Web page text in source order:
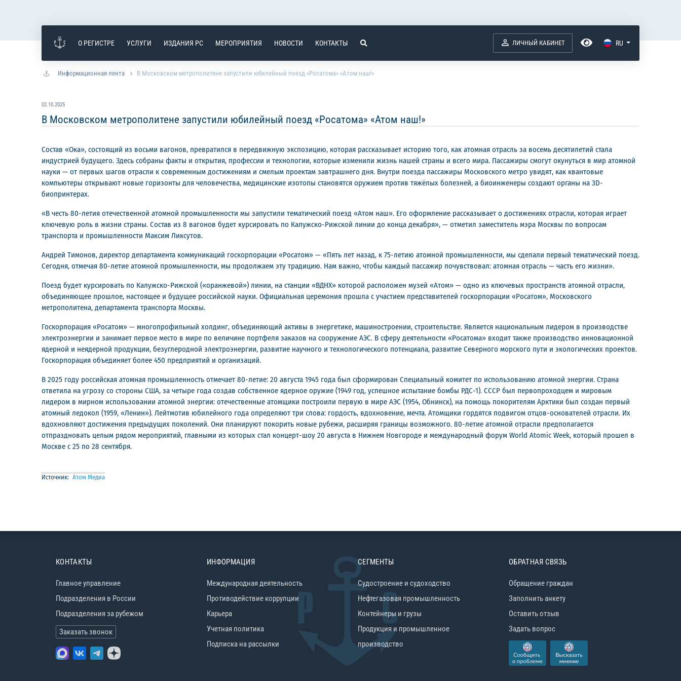
О РЕГИСТРЕ УСЛУГИ ИЗДАНИЯ РС МЕРОПРИЯТИЯ НОВОСТИ КОНТАКТЫ ЛИЧНЫЙ КАБИНЕТ RU
Информационная лента В Московском метрополитене запустили юбилейный поезд «Росатома» «Атом наш!»
02.10.2025
В Московском метрополитене запустили юбилейный поезд «Росатома» «Атом наш!»
Состав «Ока», состоящий из восьми вагонов, превратился в передвижную экспозицию, которая рассказывает историю того, как атомная отрасль за восемь десятилетий стала
индустрией будущего. Здесь собраны факты и открытия, профессии и технологии, которые изменили жизнь нашей страны и всего мира. Пассажиры смогут окунуться в мир атомной
науки — от первых шагов отрасли к современным достижениям и смелым проектам завтрашнего дня. Внутри поезда пассажиры Московского метро увидят, как квантовые
компьютеры открывают новые горизонты для человечества, медицинские изотопы становятся оружием против тяжёлых болезней, а биоинженеры создают органы на 3D-
биопринтерах.
«В честь 80-летия отечественной атомной промышленности мы запустили тематический поезд «Атом наш». Его оформление рассказывает о достижениях отрасли, которая играет
ключевую роль в жизни страны. Состав из 8 вагонов будет курсировать по Калужско-Рижской линии до конца декабря», — отметил заместитель мэра Москвы по вопросам
транспорта и промышленности Максим Ликсутов.
Андрей Тимонов, директор департамента коммуникаций госкорпорации «Росатом» — «Пять лет назад, к 75-летию атомной промышленности, мы сделали первый тематический поезд.
Сегодня, отмечая 80-летие атомной промышленности, мы продолжаем эту традицию. Нам важно, чтобы каждый пассажир почувствовал: атомная отрасль — часть его жизни».
Поезд будет курсировать по Калужско-Рижской («оранжевой») линии, на станции «ВДНХ» которой расположен музей «Атом» — одно из ключевых пространств атомной отрасли,
объединяющее прошлое, настоящее и будущее российской науки. Официальная церемония прошла с участием представителей госкорпорации «Росатом», Московского
метрополитена, департамента транспорта Москвы.
Госкорпорация «Росатом» — многопрофильный холдинг, объединяющий активы в энергетике, машиностроении, строительстве. Является национальным лидером в производстве
электроэнергии и занимает первое место в мире по величине портфеля заказов на сооружение АЭС. В сферу деятельности «Росатома» входит также производство инновационной
ядерной и неядерной продукции, безуглеродной электроэнергии, развитие научного и технологического потенциала, развитие Северного морского пути и экологических проектов.
Госкорпорация объединяет более 450 предприятий и организаций.
В 2025 году российская атомная промышленность отмечает 80-летие: 20 августа 1945 года был сформирован Специальный комитет по использованию атомной энергии. Страна
ответила на угрозу со стороны США, за четыре года создав собственное ядерное оружие (1949 год, успешное испытание бомбы РДС-1). СССР был первопроходцем и мировым
лидером в мирном использовании атомной энергии: отечественные атомщики построили первую в мире АЭС (1954, Обнинск), на помощь покорителям Арктики был создан первый
атомный ледокол (1959, «Ленин»). Лейтмотив юбилейного года определяют три слова: гордость, вдохновение, мечта. Атомщики гордятся подвигом отцов-основателей отрасли. Их
вдохновляют достижения предыдущих поколений. Они планируют покорить новые рубежи, расширяя границы возможного. 80-летие атомной отрасли предполагается
отпраздновать целым рядом мероприятий, главными из которых стал концерт-шоу 20 августа в Нижнем Новгороде и международный форум World Atomic Week, который прошел в
Москве с 25 по 28 сентября.
Источник: Атом Медиа
КОНТАКТЫ
Главное управление
Подразделения в России
Подразделения за рубежом
Заказать звонок
ИНФОРМАЦИЯ
Международная деятельность
Противодействие коррупции
Карьера
Учетная политика
Подписка на рассылки
СЕГМЕНТЫ
Судостроение и судоходство
Нефтегазовая промышленность
Контейнеры и грузы
Продукция и промышленное
производство
ОБРАТНАЯ СВЯЗЬ
Обращение граждан
Заполнить анкету
Оставить отзыв
Задать вопрос